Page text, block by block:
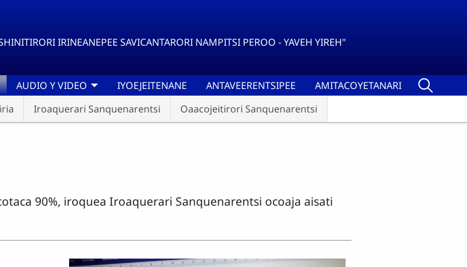
IRINEANEPEE SAVICANTARORI NAMPITSI PEROO - YAVEH YIREH"
Iroaquerari Sanquenarentsi Oaacojeitirori Sanquenarentsi
AUDIO Y VIDEO IYOEJEITENANE ANTAVEERENTSIPEE AMITACOYETANARI
90%, iroquea Iroaquerari Sanquenarentsi ocoaja aisati